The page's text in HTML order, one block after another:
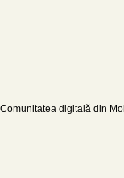
Comunitatea digitală din